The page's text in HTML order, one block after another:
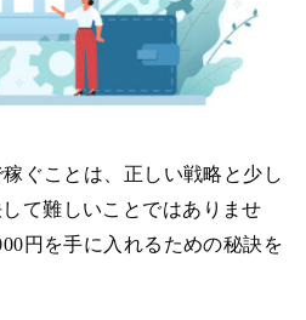
ぐことは、正しい戦略と少し
て難しいことではありませ
円を手に入れるための秘訣を